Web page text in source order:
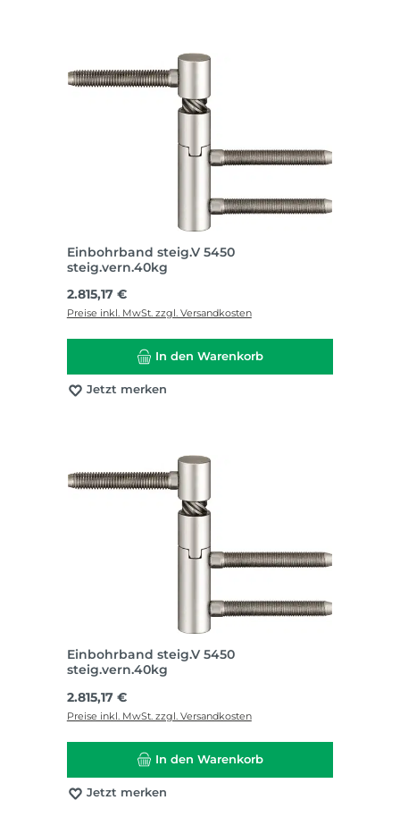
Einbohrband steig.V 5450
steig.vern.40kg
Regulärer Preis:
2.815,17 €
Preise inkl. MwSt. zzgl. Versandkosten
In den Warenkorb
Jetzt merken
Einbohrband steig.V 5450
steig.vern.40kg
Regulärer Preis:
2.815,17 €
Preise inkl. MwSt. zzgl. Versandkosten
In den Warenkorb
Jetzt merken